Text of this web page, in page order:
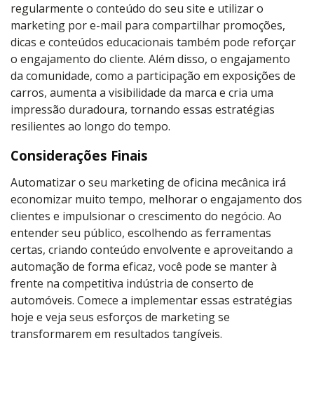
regularmente o conteúdo do seu site e utilizar o
marketing por e-mail para compartilhar promoções,
dicas e conteúdos educacionais também pode reforçar
o engajamento do cliente. Além disso, o engajamento
da comunidade, como a participação em exposições de
carros, aumenta a visibilidade da marca e cria uma
impressão duradoura, tornando essas estratégias
resilientes ao longo do tempo.
Considerações Finais
Automatizar o seu marketing de oficina mecânica irá
economizar muito tempo, melhorar o engajamento dos
clientes e impulsionar o crescimento do negócio. Ao
entender seu público, escolhendo as ferramentas
certas, criando conteúdo envolvente e aproveitando a
automação de forma eficaz, você pode se manter à
frente na competitiva indústria de conserto de
automóveis. Comece a implementar essas estratégias
hoje e veja seus esforços de marketing se
transformarem em resultados tangíveis.